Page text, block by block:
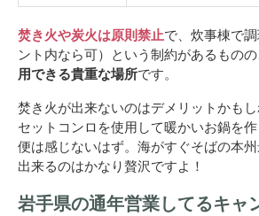
焚き火や炭火は原則禁止で、炊事棟で
ント内なら可）という制約があるものの
用できる貴重な場所です。
焚き火が出来ないのはデメリットかも
セットコンロを使用して暖かいお鍋を
便は感じないはず。海がすぐそばの本
出来るのはかなり贅沢ですよ！
岩手県の通年営業してるキャ